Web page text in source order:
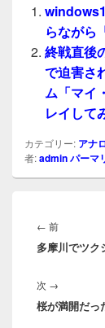
らながら
終戦直後
で迫害さ
ム「マイ
レイして
カテゴリー: アナ
者:adminパーマ
稿
ナ
ゲ
ー
シ
← 前前
の
多摩川でツク
次 →
の
桜が満開だっ